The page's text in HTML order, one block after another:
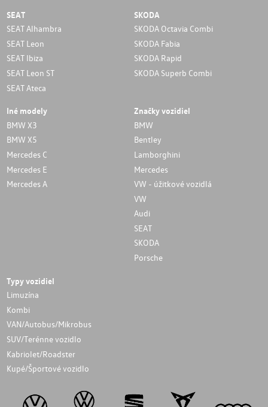
SEAT
SEAT Alhambra
SEAT Leon
SEAT Ibiza
SEAT Leon ST
SEAT Ateca
SKODA
SKODA Octavia Combi
SKODA Fabia
SKODA Rapid
SKODA Superb Combi
Iné modely
BMW X3
BMW X5
Mercedes C
Mercedes E
Mercedes A
Značky vozidiel
BMW
Bentley
Lamborghini
Mercedes
VW - úžitkové vozidlá
VW
Audi
SEAT
SKODA
Porsche
Typy vozidiel
Limuzína
Kombi
VAN/Autobus/Mikrobus
SUV/Terénne vozidlo
Kabriolet/Roadster
Kupé/Športové vozidlo